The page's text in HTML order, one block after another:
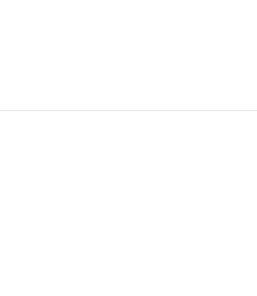
не увеличился
зафиксировав незначительный рост
«Всемирный ежегодник обуви